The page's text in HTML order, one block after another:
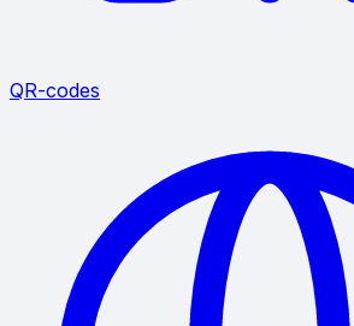
QR-codes